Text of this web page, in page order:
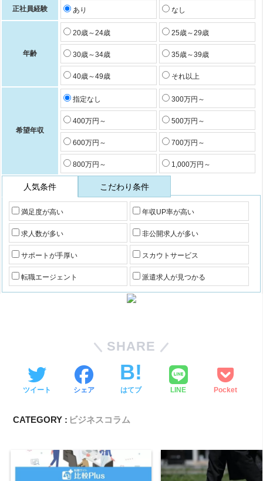
正社員経験 あり なし
年齢
20歳～24歳 25歳～29歳
30歳～34歳 35歳～39歳
40歳～49歳 それ以上
希望年収
指定なし 300万円～
400万円～ 500万円～
600万円～ 700万円～
800万円～ 1,000万円～
人気条件 こだわり条件
満足度が高い 年収UP率が高い
求人数が多い 非公開求人が多い
サポートが手厚い スカウトサービス
転職エージェント 派遣求人が見つかる
SHARE
ツイート シェア はてブ LINE Pocket
CATEGORY : ビジネスコラム